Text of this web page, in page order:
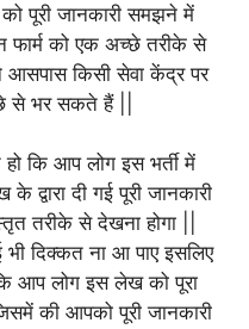
पूरी जानकारी समझने में
को एक अच्छे तरीके से
आसपास किसी सेवा केंद्र पर
से भर सकते हैं ||
हो कि आप लोग इस भर्ती में
दी गई पूरी जानकारी
तरीके से देखना होगा ||
दिक्कत ना आ पाए इसलिए
आप लोग इस लेख को पूरा
की आपको पूरी जानकारी